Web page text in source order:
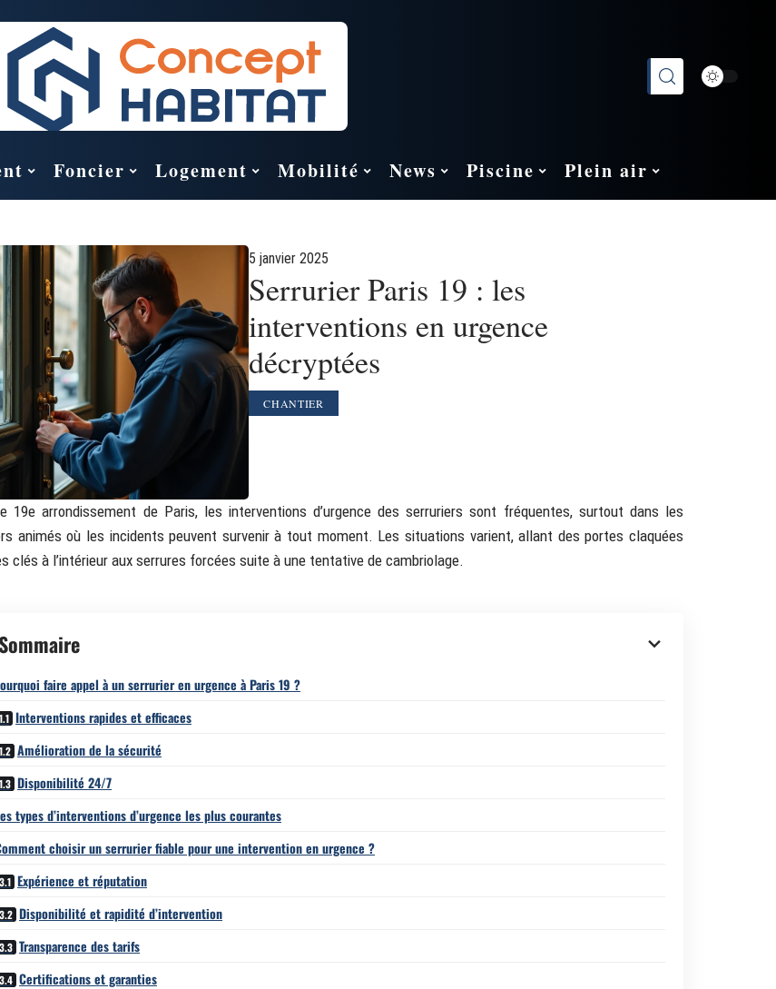
Foncier Logement Mobilité News Piscine Plein air
5 janvier 2025
Serrurier Paris 19 : les
interventions en urgence
décryptées
CHANTIER
19e arrondissement de Paris, les interventions d’urgence des serruriers sont fréquentes, surtout dans les
animés où les incidents peuvent survenir à tout moment. Les situations varient, allant des portes claquées
clés à l’intérieur aux serrures forcées suite à une tentative de cambriolage.
Sommaire
faire appel à un serrurier en urgence à Paris 19 ?
Interventions rapides et efficaces
Amélioration de la sécurité
Disponibilité 24/7
types d’interventions d’urgence les plus courantes
choisir un serrurier fiable pour une intervention en urgence ?
Expérience et réputation
Disponibilité et rapidité d’intervention
Transparence des tarifs
Certifications et garanties